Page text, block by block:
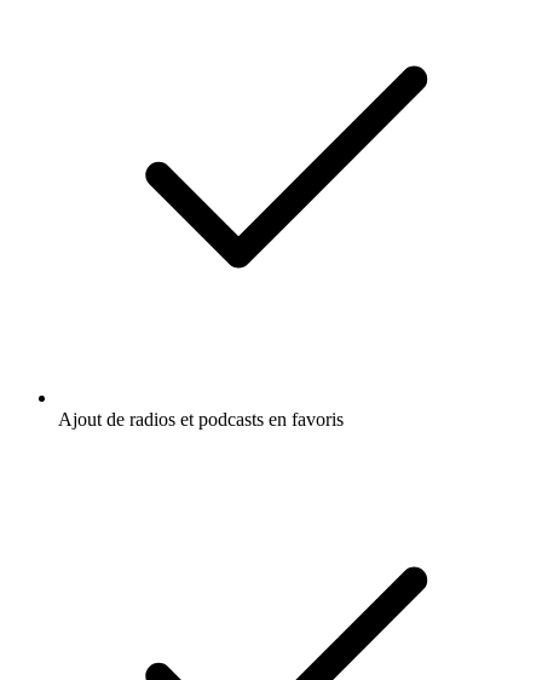
Ajout de radios et podcasts en favoris